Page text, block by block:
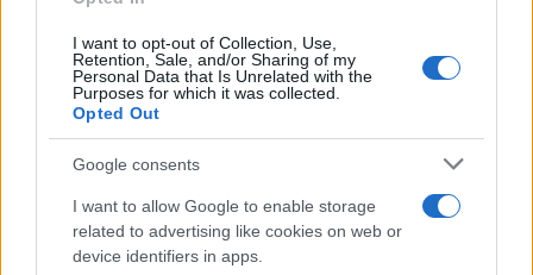
I want to opt-out of Collection, Use,
Retention, Sale, and/or Sharing of my
Personal Data that Is Unrelated with the
Purposes for which it was collected.
Opted Out
Google consents
I want to allow Google to enable storage
related to advertising like cookies on web or
device identifiers in apps.
«Καλώ όλες τις πλευρές να επιδείξουν
αυτοσυγκράτηση και να αποφύγουν τη βία. Το
ΝΑΤΟ εξακολουθεί να παρακολουθεί στενά την
κατάσταση στην περιοχή. Η ειρηνευτική δύναμη
KFOR παραμένει προσηλωμένη στην αποστολή του
ΟΗΕ. Εάν απειληθεί η σταθερότητα, η KFOR είναι
έτοιμη να παρέμβει», τόνισε ο Στόλτενμπεργκ.